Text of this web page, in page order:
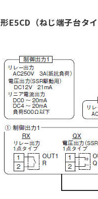
形E5CD（ねじ端子台タイ